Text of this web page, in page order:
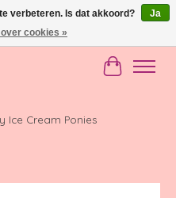
Ice Cream Ponies
verbeteren. Is dat akkoord?
Ja
over cookies »